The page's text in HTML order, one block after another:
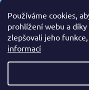
Používáme cookies,
prohlížení webu a
zlepšovali jeho
informacíFacebook